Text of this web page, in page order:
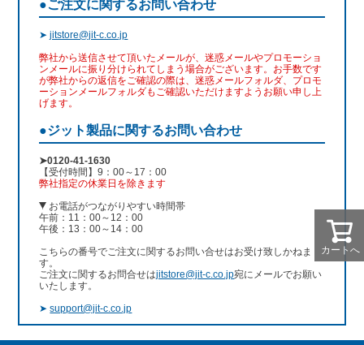
カートへ
●ご注文に関するお問い合わせ
➤jitstore@jit-c.co.jp
弊社から送信させて頂いたメールが、迷惑メールやプロモーショ
ンメールに振り分けられてしまう場合がございます。お手数です
が弊社からの返信をご確認の際は、迷惑メールフォルダ、プロモ
ーションメールフォルダもご確認いただけますようお願い申し上
げます。
●ジット製品に関するお問い合わせ
➤0120-41-1630
【受付時間】9：00～17：00
弊社指定の休業日を除きます
お電話がつながりやすい時間帯
午前：11：00～12：00
午後：13：00～14：00
こちらの番号でご注文に関するお問い合せはお受け致しかねま
す。
ご注文に関するお問合せはjitstore@jit-c.co.jp宛にメールでお願い
いたします。
➤support@jit-c.co.jp